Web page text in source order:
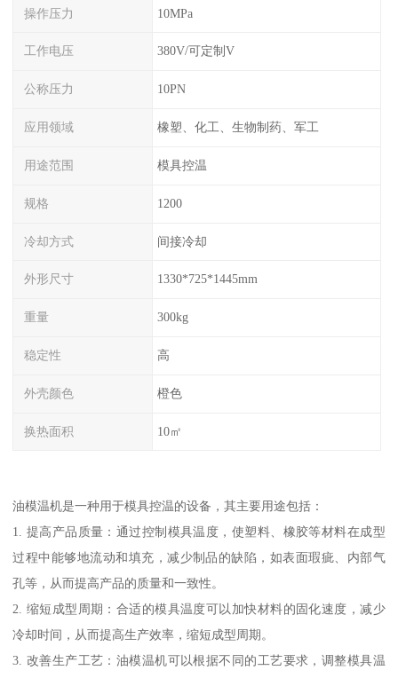
操作压力 10MPa
工作电压 380V/可定制V
公称压力 10PN
应用领域 橡塑、化工、生物制药、军工
用途范围 模具控温
规格 1200
冷却方式 间接冷却
外形尺寸 1330*725*1445mm
重量 300kg
稳定性 高
外壳颜色 橙色
换热面积 10㎡
油模温机是一种用于模具控温的设备，其主要用途包括：
1. 提高产品质量：通过控制模具温度，使塑料、橡胶等材料在成型
过程中能够地流动和填充，减少制品的缺陷，如表面瑕疵、内部气
孔等，从而提高产品的质量和一致性。
2. 缩短成型周期：合适的模具温度可以加快材料的固化速度，减少
冷却时间，从而提高生产效率，缩短成型周期。
3. 改善生产工艺：油模温机可以根据不同的工艺要求，调整模具温